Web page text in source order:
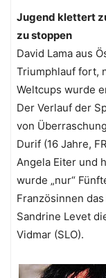
Jugend klettert
zu stoppen
David Lama aus
Triumphlauf fort,
Weltcups wurde
Der Verlauf der
von
Durif (16 Jahre,
Angela Eiter und
wurde „nur“
Französinnen
Sandrine Levet
Vidmar (SLO).